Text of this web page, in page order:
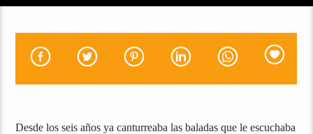
Desde los seis años ya canturreaba las baladas que le escuchaba